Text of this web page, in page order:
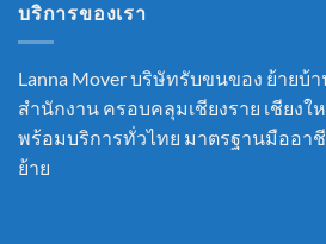
บริการของเรา
Lanna Mover บริษัทรับขนของ ย้ายบ้
สำนักงาน ครอบคลุมเชียงราย เชียงใ
พร้อมบริการทั่วไทย มาตรฐานมืออา
ย้าย